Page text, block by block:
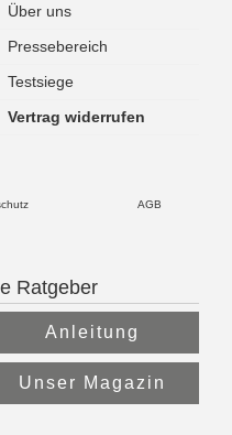
Über uns
Pressebereich
Testsiege
Vertrag widerrufen
AGB
Ratgeber
Anleitung
Unser Magazin